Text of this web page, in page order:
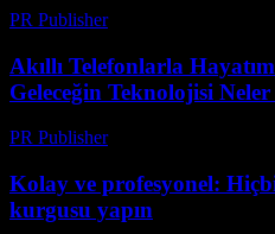
PR Publisher-
Akıllı Telefonlarla
Geleceğin Teknolojisi
PR Publisher-
Kolay ve profesyonel:
kurgusu yapın